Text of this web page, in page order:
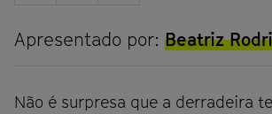
plus
Apresentado por: Beatriz
Não é surpresa que a derradeira